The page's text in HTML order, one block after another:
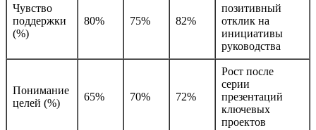
Чувство
поддержки
(%)
80% 75% 82%
позитивный
отклик на
инициативы
руководства
Понимание
целей (%)
65% 70% 72%
Рост после
серии
презентаций
ключевых
проектов